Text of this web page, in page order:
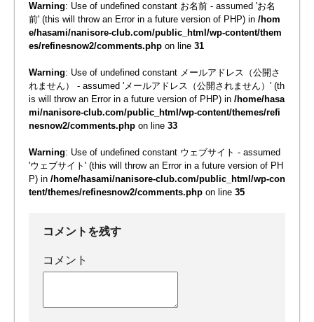
Warning: Use of undefined constant お名前 - assumed 'お名
前' (this will throw an Error in a future version of PHP) in /hom
e/hasami/nanisore-club.com/public_html/wp-content/them
es/refinesnow2/comments.php on line 31
Warning: Use of undefined constant メールアドレス（公開さ
れません） - assumed 'メールアドレス（公開されません）' (th
is will throw an Error in a future version of PHP) in /home/hasa
mi/nanisore-club.com/public_html/wp-content/themes/refi
nesnow2/comments.php on line 33
Warning: Use of undefined constant ウェブサイト - assumed
'ウェブサイト' (this will throw an Error in a future version of PH
P) in /home/hasami/nanisore-club.com/public_html/wp-con
tent/themes/refinesnow2/comments.php on line 35
コメントを残す
コメント